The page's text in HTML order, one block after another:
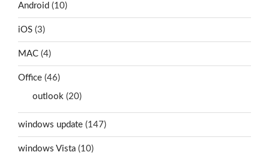
Android (10)
iOS (3)
MAC (4)
Office (46)
outlook (20)
windows update (147)
windows Vista (10)